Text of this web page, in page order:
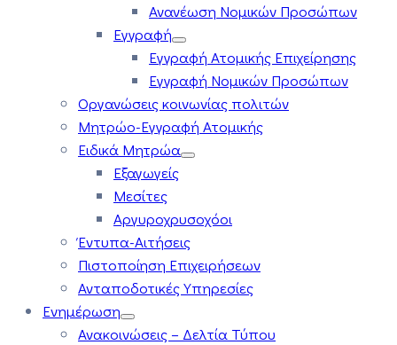
Ανανέωση Νομικών Προσώπων
Εγγραφή
Εγγραφή Ατομικής Επιχείρησης
Εγγραφή Νομικών Προσώπων
Οργανώσεις κοινωνίας πολιτών
Μητρώο-Εγγραφή Ατομικής
Ειδικά Μητρώα
Εξαγωγείς
Μεσίτες
Αργυροχρυσοχόοι
Έντυπα-Αιτήσεις
Πιστοποίηση Επιχειρήσεων
Ανταποδοτικές Υπηρεσίες
Ενημέρωση
Ανακοινώσεις – Δελτία Τύπου